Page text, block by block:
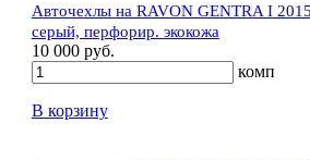
Авточехлы на RAVON GENTRA I
серый, перфорир. экокожа
10 000 руб.
комп
В корзину